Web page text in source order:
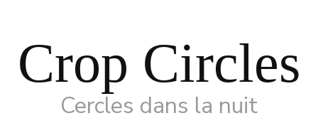
Crop Circles
Cercles dans la nuit